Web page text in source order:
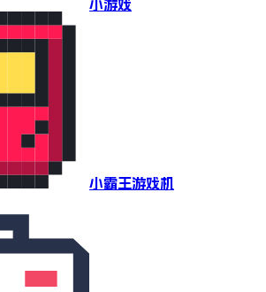
小游戏
小霸王游戏机